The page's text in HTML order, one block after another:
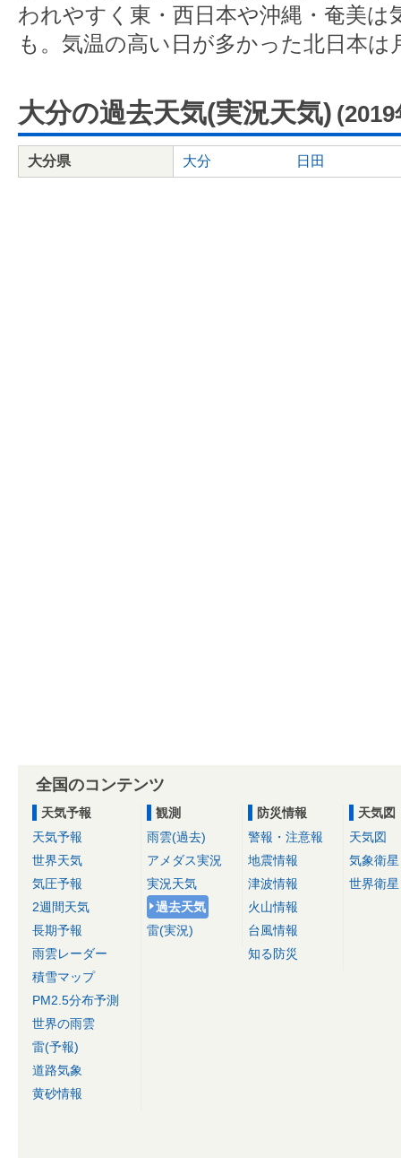
われやすく東・西日本や沖縄・奄美は
も。気温の高い日が多かった北日本は
大分の過去天気(実況天気)
大分県 大分 日田
全国のコンテンツ
天気予報
天気予報
世界天気
気圧予報
2週間天気
長期予報
雨雲レーダー
積雪マップ
PM2.5分布予測
世界の雨雲
雷(予報)
道路気象
黄砂情報
観測
雨雲(過去)
アメダス実況
実況天気
過去天気
雷(実況)
防災情報
警報・注意報
地震情報
津波情報
火山情報
台風情報
知る防災
天気図
天気図
気象衛星
世界衛星